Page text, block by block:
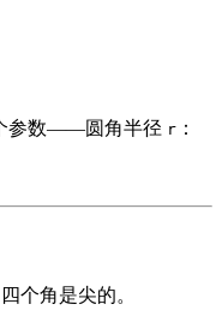
参数——圆角半径 r ：
个角是尖的。